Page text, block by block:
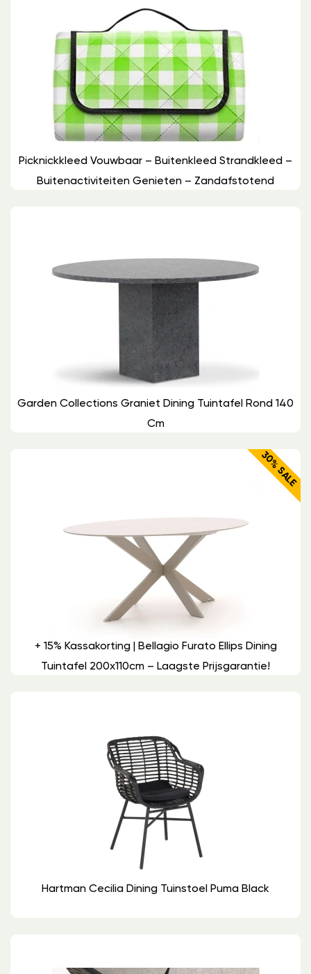
Picknickkleed Vouwbaar – Buitenkleed Strandkleed –
Buitenactiviteiten Genieten – Zandafstotend
Garden Collections Graniet Dining Tuintafel Rond 140
Cm
30% SALE
+ 15% Kassakorting | Bellagio Furato Ellips Dining
Tuintafel 200x110cm – Laagste Prijsgarantie!
Hartman Cecilia Dining Tuinstoel Puma Black